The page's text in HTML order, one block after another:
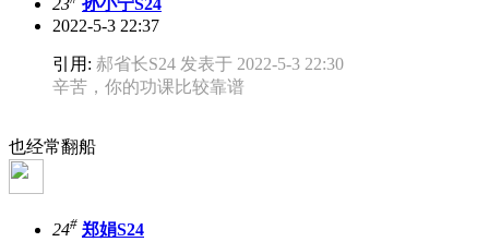
23
孙小宁S24
2022-5-3 22:37
引用: 郝省长S24 发表于 2022-5-3 22:30
辛苦，你的功课比较靠谱
也经常翻船
24# 郑娟S24